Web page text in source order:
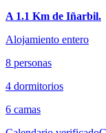
A 1.1 Km de Iñarbil.
Alojamiento entero
8 personas
4 dormitorios
6 camas